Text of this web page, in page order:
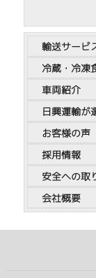
輸送サービ
冷蔵・冷凍
車両紹介
日興運輸が
お客様の声
採用情報
安全への取
会社概要